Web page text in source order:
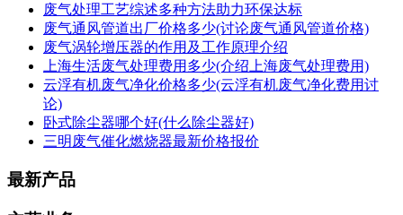
废气处理工艺综述多种方法助力环保达标
废气通风管道出厂价格多少(讨论废气通风管道价格)
废气涡轮增压器的作用及工作原理介绍
上海生活废气处理费用多少(介绍上海废气处理费用)
云浮有机废气净化价格多少(云浮有机废气净化费用讨
论)
卧式除尘器哪个好(什么除尘器好)
三明废气催化燃烧器最新价格报价
最新产品